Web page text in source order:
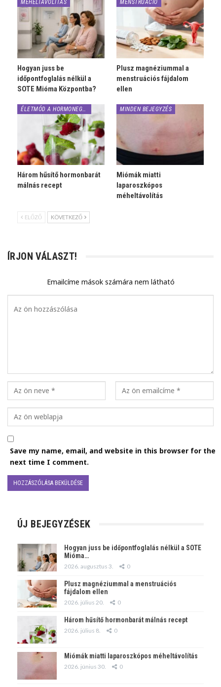
MÉHELTÁVOLÍTÁS
Hogyan juss be
időpontfoglalás nélkül a
SOTE Mióma Központba?
MENSTRUÁCIÓ
Plusz magnéziummal a
menstruációs fájdalom
ellen
Három hűsítő hormonbarát
málnás recept
MINDEN BEJEGYZÉS
Miómák miatti
laparoszkópos
méheltávolítás
ELŐZŐ KÖVETKEZŐ
ÍRJON VÁLASZT!
Emailcíme mások számára nem látható
Save my name, email, and website in this browser for the
next time I comment.
ÚJ BEJEGYZÉSEK
Hogyan juss be időpontfoglalás nélkül a SOTE
Mióma…
2026. augusztus 3. 0
Plusz magnéziummal a menstruációs
fájdalom ellen
2026. július 20. 0
Három hűsítő hormonbarát málnás recept
2026. július 8. 0
Miómák miatti laparoszkópos méheltávolítás
2026. június 30. 0